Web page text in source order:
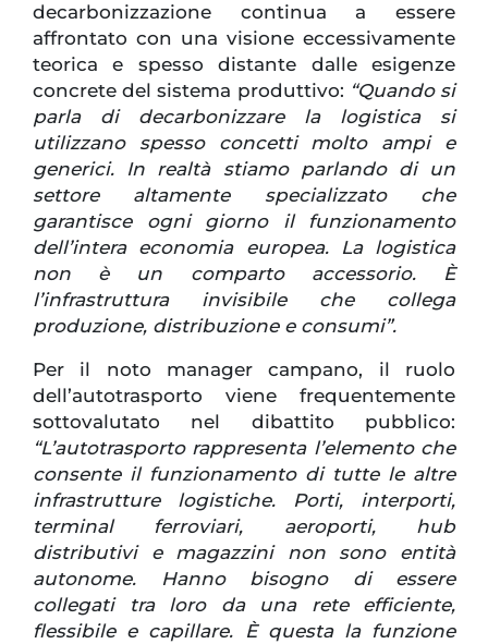
decarbonizzazione continua a essere
affrontato con una visione eccessivamente
teorica e spesso distante dalle esigenze
concrete del sistema produttivo: “Quando si
parla di decarbonizzare la logistica si
utilizzano spesso concetti molto ampi e
generici. In realtà stiamo parlando di un
settore altamente specializzato che
garantisce ogni giorno il funzionamento
dell’intera economia europea. La logistica
non è un comparto accessorio. È
l’infrastruttura invisibile che collega
produzione, distribuzione e consumi”.
Per il noto manager campano, il ruolo
dell’autotrasporto viene frequentemente
sottovalutato nel dibattito pubblico:
“L’autotrasporto rappresenta l’elemento che
consente il funzionamento di tutte le altre
infrastrutture logistiche. Porti, interporti,
terminal ferroviari, aeroporti, hub
distributivi e magazzini non sono entità
autonome. Hanno bisogno di essere
collegati tra loro da una rete efficiente,
flessibile e capillare. È questa la funzione